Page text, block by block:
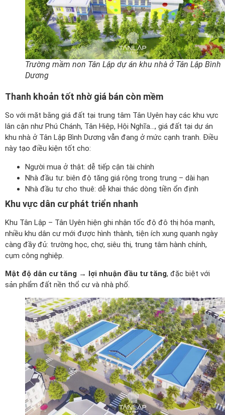
Trường mầm non Tân Lập dự án khu nhà ở Tân Lập Bình
Dương
Thanh khoản tốt nhờ giá bán còn mềm
So với mặt bằng giá đất tại trung tâm Tân Uyên hay các khu vực
lân cận như Phú Chánh, Tân Hiệp, Hội Nghĩa…, giá đất tại dự án
khu nhà ở Tân Lập Bình Dương vẫn đang ở mức cạnh tranh. Điều
này tạo điều kiện tốt cho:
Người mua ở thật: dễ tiếp cận tài chính
Nhà đầu tư: biên độ tăng giá rộng trong trung – dài hạn
Nhà đầu tư cho thuê: dễ khai thác dòng tiền ổn định
Khu vực dân cư phát triển nhanh
Khu Tân Lập – Tân Uyên hiện ghi nhận tốc độ đô thị hóa mạnh,
nhiều khu dân cư mới được hình thành, tiện ích xung quanh ngày
càng đầy đủ: trường học, chợ, siêu thị, trung tâm hành chính,
cụm công nghiệp.
Mật độ dân cư tăng → lợi nhuận đầu tư tăng, đặc biệt với
sản phẩm đất nền thổ cư và nhà phố.